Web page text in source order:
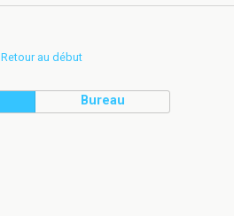
Retour au début
Bureau